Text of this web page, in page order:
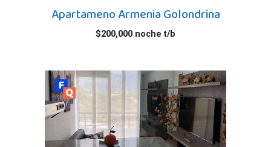
Apartameno Armenia Golondrina
$200,000 noche t/b